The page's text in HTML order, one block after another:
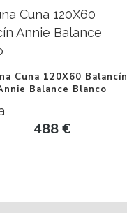
Cuna 120X60 Balancín
Balance Blanco
488€